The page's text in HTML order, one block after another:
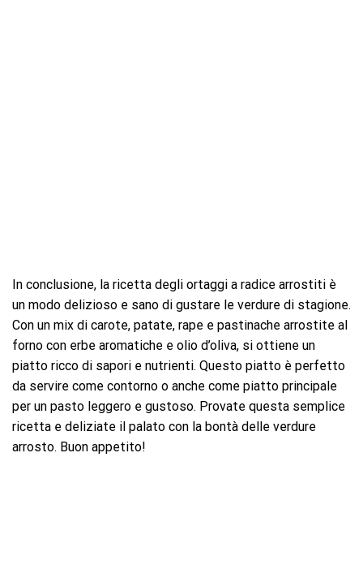
In conclusione, la ricetta degli ortaggi a radice arrostiti è
un modo delizioso e sano di gustare le verdure di stagione.
Con un mix di carote, patate, rape e pastinache arrostite al
forno con erbe aromatiche e olio d’oliva, si ottiene un
piatto ricco di sapori e nutrienti. Questo piatto è perfetto
da servire come contorno o anche come piatto principale
per un pasto leggero e gustoso. Provate questa semplice
ricetta e deliziate il palato con la bontà delle verdure
arrosto. Buon appetito!